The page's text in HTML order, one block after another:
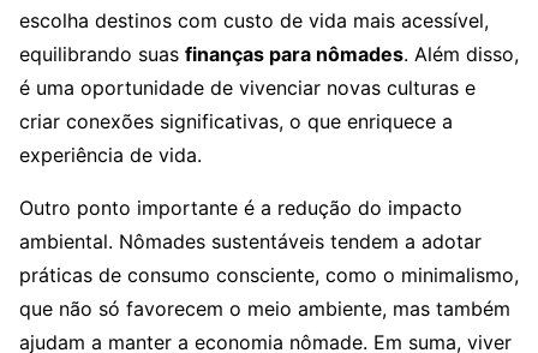
escolha destinos com custo de vida mais acessível,
equilibrando suas finanças para nômades. Além disso,
é uma oportunidade de vivenciar novas culturas e
criar conexões significativas, o que enriquece a
experiência de vida.
Outro ponto importante é a redução do impacto
ambiental. Nômades sustentáveis tendem a adotar
práticas de consumo consciente, como o minimalismo,
que não só favorecem o meio ambiente, mas também
ajudam a manter a economia nômade. Em suma, viver